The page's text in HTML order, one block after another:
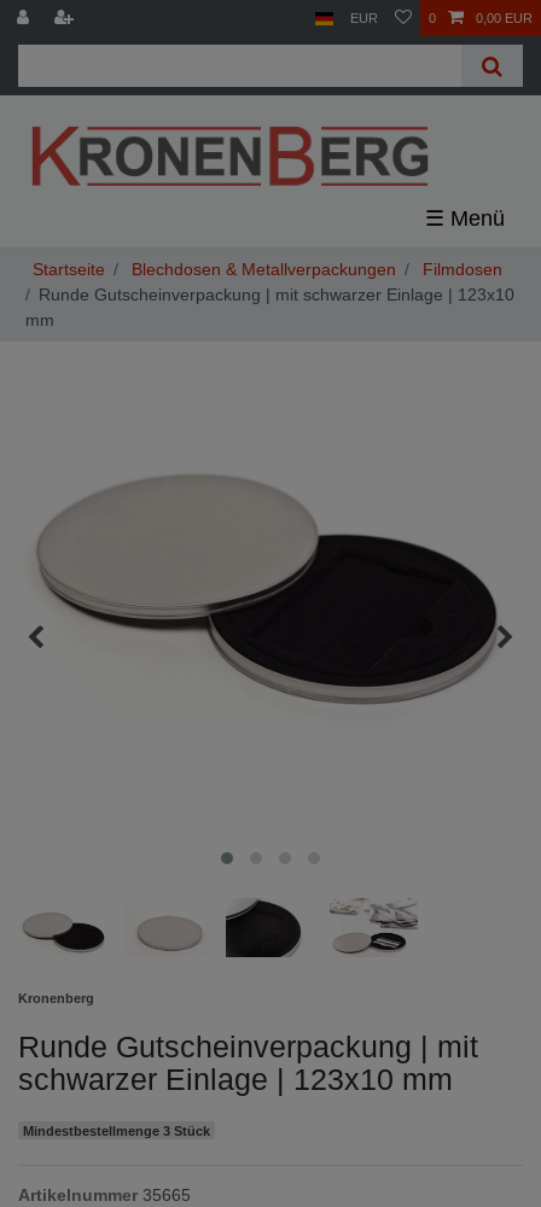
EUR 0 0,00 EUR
☰
Blechdosen & Metallverpackungen
Filmdosen
Runde Gutscheinverpackung | mit schwarzer Einlage | 123x10
mm
Kronenberg
Runde Gutscheinverpackung | mit
schwarzer Einlage | 123x10 mm
Mindestbestellmenge 3 Stück
Artikelnummer 35665